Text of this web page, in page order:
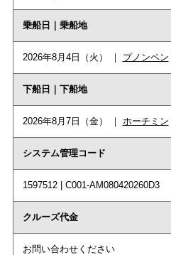
乗船日｜乗船地
2026年8月4日（火） ｜ プノンペン
下船日｜下船地
2026年8月7日（金） ｜ ホーチミン
システム管理コード
1597512 | C001-AM080420260D3
クルーズ代金
お問い合わせください